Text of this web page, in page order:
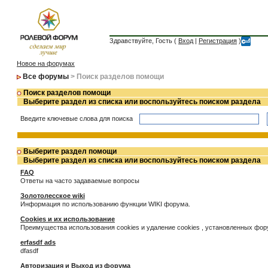
Здравствуйте, Гость ( Вход | Регистрация )
Новое на форумах
Все форумы > Поиск разделов помощи
Поиск разделов помощи
Выберите раздел из списка или воспользуйтесь поиском раздела
Введите ключевые слова для поиска
Выберите раздел помощи
Выберите раздел из списка или воспользуйтесь поиском раздела
FAQ
Ответы на часто задаваемые вопросы
Золотолесское wiki
Информация по использованию функции WIKI форума.
Cookies и их использование
Преимущества использования cookies и удаление cookies , установленных
erfasdf ads
dfasdf
Авторизация и Выход из форума